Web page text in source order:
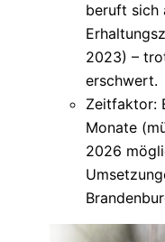
beruft sich
2023) –
erschwert.
Zeitfaktor:
Monate
2026